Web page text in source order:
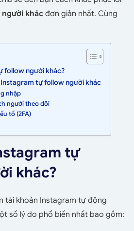
khác đơn giản nhất. Cùng
follow người khác?
Instagram tự follow người khác
nhập
người theo dõi
tố (2FA)
tự
khác?
tài khoản Instagram tự động
số lý do phổ biến nhất bao gồm: